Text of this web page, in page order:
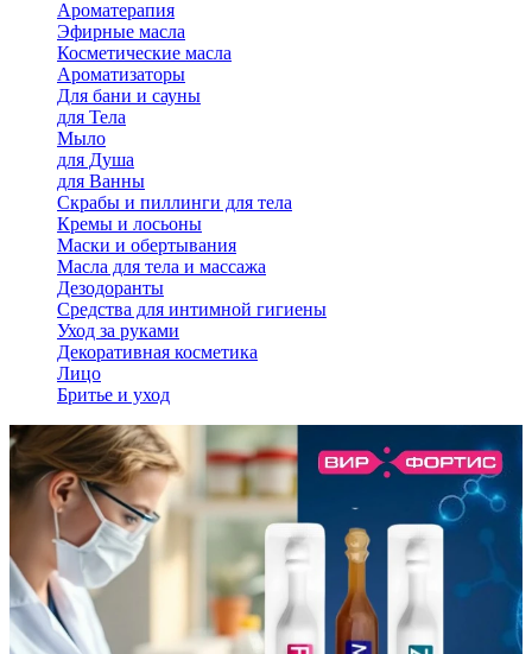
Ароматерапия
Эфирные масла
Косметические масла
Ароматизаторы
Для бани и сауны
для Тела
Мыло
для Душа
для Ванны
Скрабы и пиллинги для тела
Кремы и лосьоны
Маски и обертывания
Масла для тела и массажа
Дезодоранты
Средства для интимной гигиены
Уход за руками
Декоративная косметика
Лицо
Бритье и уход